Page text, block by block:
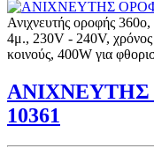
Ανιχνευτής οροφής
4μ., 230V - 240V, χρόνος
κοινούς, 400W για
10361